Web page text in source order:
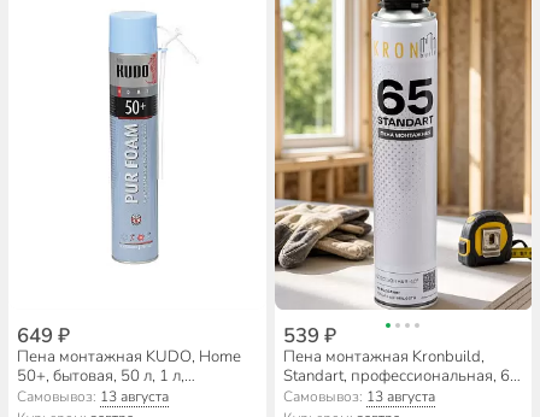
649 ₽
Пена монтажная KUDO, Home
50+, бытовая, 50 л, 1 л,
всесезонная, KUPH10U50+
Самовывоз: 13 августа
539 ₽
Пена монтажная Kronbuild,
Standart, профессиональная, 65
л, 850 мл, 800 г, всесезонная,
Самовывоз: 13 августа